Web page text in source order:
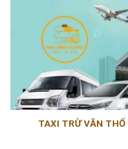
TAXI TRỪ VĂN THỐ